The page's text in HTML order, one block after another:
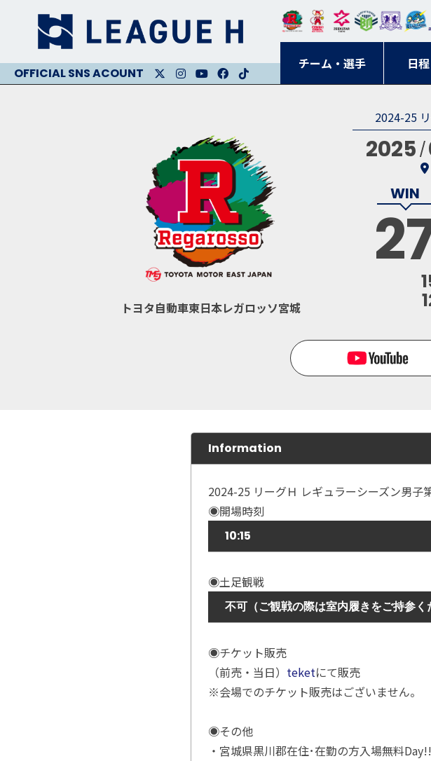
チーム・選手 日
東日
本レ
ガロ
オー
ソル
埼玉
クス
ター
東京
BM
川
ドリ
ーム
ス
2024-25
トヨタ自動車東日本レガロッソ宮城
2025
Information
2024-25 リーグＨ レギュラーシーズン男子
◉開場時刻
10:15
◉土足観戦
不可（ご観戦の際は室内履きをご持参く
◉チケット販売
（前売・当日） teketにて販売
※会場でのチケット販売はございません。
◉その他
・ 宮城県黒川郡在住･在勤の方入場無料Day!!